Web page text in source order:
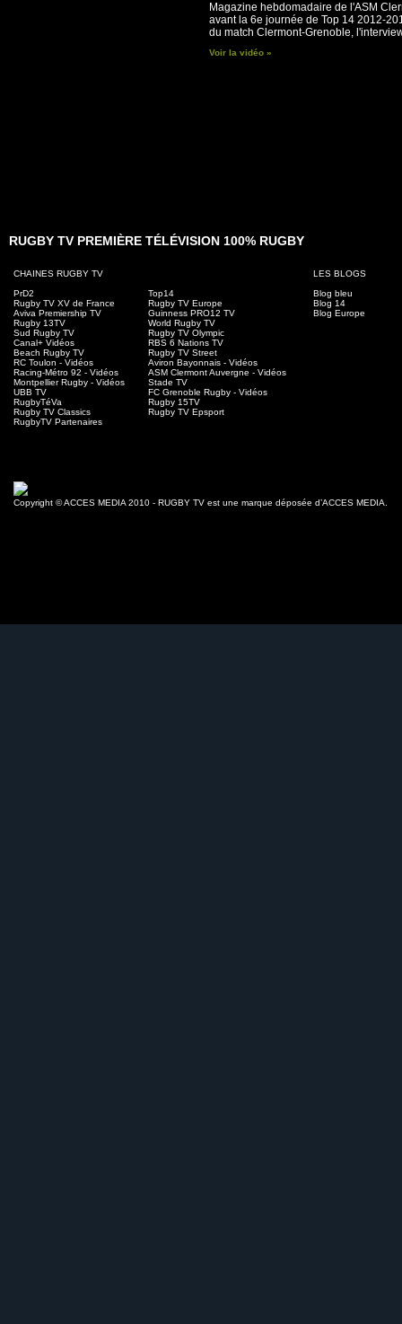
Magazine hebdomadaire de l'ASM
avant la 6e journée de Top 14 2012-
du match Clermont-Grenoble,
Voir la vidéo »
RUGBY TV PREMIÈRE TÉLÉVISION 100% RUGBY
CHAINES RUGBY TV
PrD2
Rugby TV XV de France
Aviva Premiership TV
Rugby 13TV
Sud Rugby TV
Canal+ Vidéos
Beach Rugby TV
RC Toulon - Vidéos
Racing-Métro 92 - Vidéos
Montpellier Rugby - Vidéos
UBB TV
RugbyTéVa
Rugby TV Classics
RugbyTV Partenaires
Top14
Rugby TV Europe
Guinness PRO12 TV
World Rugby TV
Rugby TV Olympic
RBS 6 Nations TV
Rugby TV Street
Aviron Bayonnais - Vidéos
ASM Clermont Auvergne - Vidéos
Stade TV
FC Grenoble Rugby - Vidéos
Rugby 15TV
Rugby TV Epsport
LES BLOGS
Blog bleu
Blog 14
Blog Europe
Copyright © ACCES MEDIA 2010 - RUGBY TV est une marque déposée d’ACCES MEDIA.